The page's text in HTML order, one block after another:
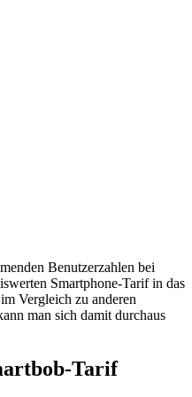
Benutzerzahlen bei
Smartphone-Tarif in das
Vergleich zu anderen
man sich damit durchaus
Tarif